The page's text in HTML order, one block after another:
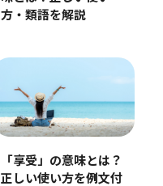
方・類語を解説
「享受」の意味とは？
正しい使い方を例文付